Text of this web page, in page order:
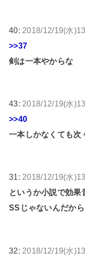
40: 2018/12/19(水
>>37
剣は一本やからな
43: 2018/12/19(水
>>40
一本しかなくても次
31: 2018/12/19(水
というか小説で効果
SSじゃないんだから
32: 2018/12/19(水